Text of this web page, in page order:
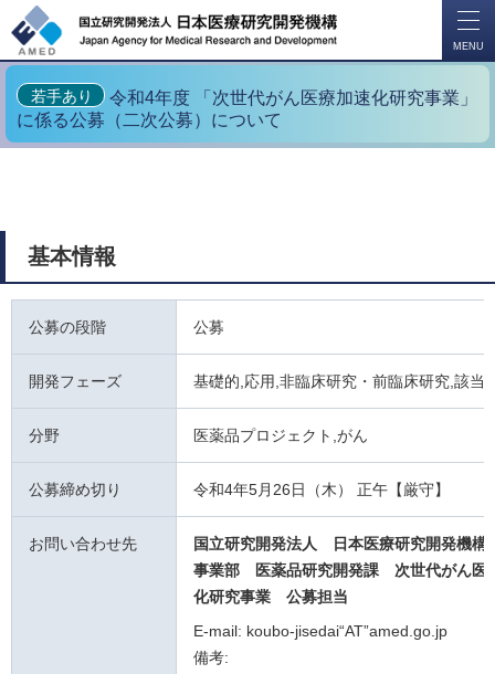
MENU
若手あり
令和4年度 「次世代がん医療加速化研究事業」
に係る公募（二次公募）について
基本情報
公募の段階 公募
開発フェーズ 基礎的,応用,非臨床研究・前臨床研究,該当
分野 医薬品プロジェクト,がん
公募締め切り 令和4年5月26日（木） 正午【厳守】
お問い合わせ先
国立研究開発法人 日本医療研究開発機
事業部 医薬品研究開発課
次世代がん医
化研究事業
公募担当
E-mail: koubo-jisedai“AT”amed.go.jp
備考: